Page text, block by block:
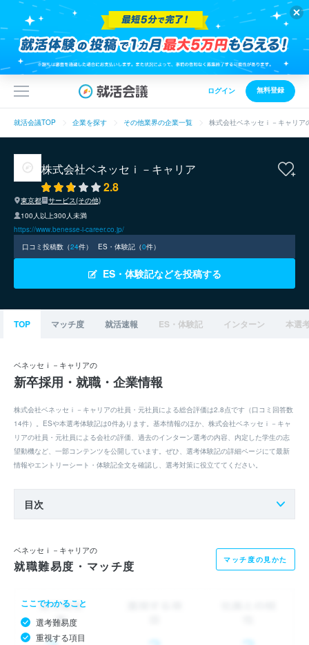
ログイン 無料登録
就活会議TOP 企業を探す その他業界の企業一覧 株式会社ベネッセｉ－キャリ
株式会社ベネッセｉ－キャリア
2.8
東京都
サービス(その他)
100人以上300人未満
https://www.benesse-i-career.co.jp/
口コミ投稿数（24件） ES・体験記（0件）
ES・体験記などを投稿する
TOP マッチ度 就活速報 ES・体験記 インターン 本選
ベネッセｉ－キャリアの
新卒採用・就職・企業情報
株式会社ベネッセｉ－キャリアの社員・元社員による総合評価は2.8点です（口コミ回答数
14件）。ESや本選考体験記は0件あります。基本情報のほか、株式会社ベネッセｉ－キャ
リアの社員・元社員による会社の評価、過去のインターン選考の内容、内定した学生の志
望動機など、一部コンテンツを公開しています。ぜひ、選考体験記の詳細ページにて最新
情報やエントリーシート・体験記全文を確認し、選考対策に役立ててください。
目次
ベネッセｉ－キャリアの
就職難易度・マッチ度 マッチ度の見かた
ここでわかること
選考難易度
重視する項目